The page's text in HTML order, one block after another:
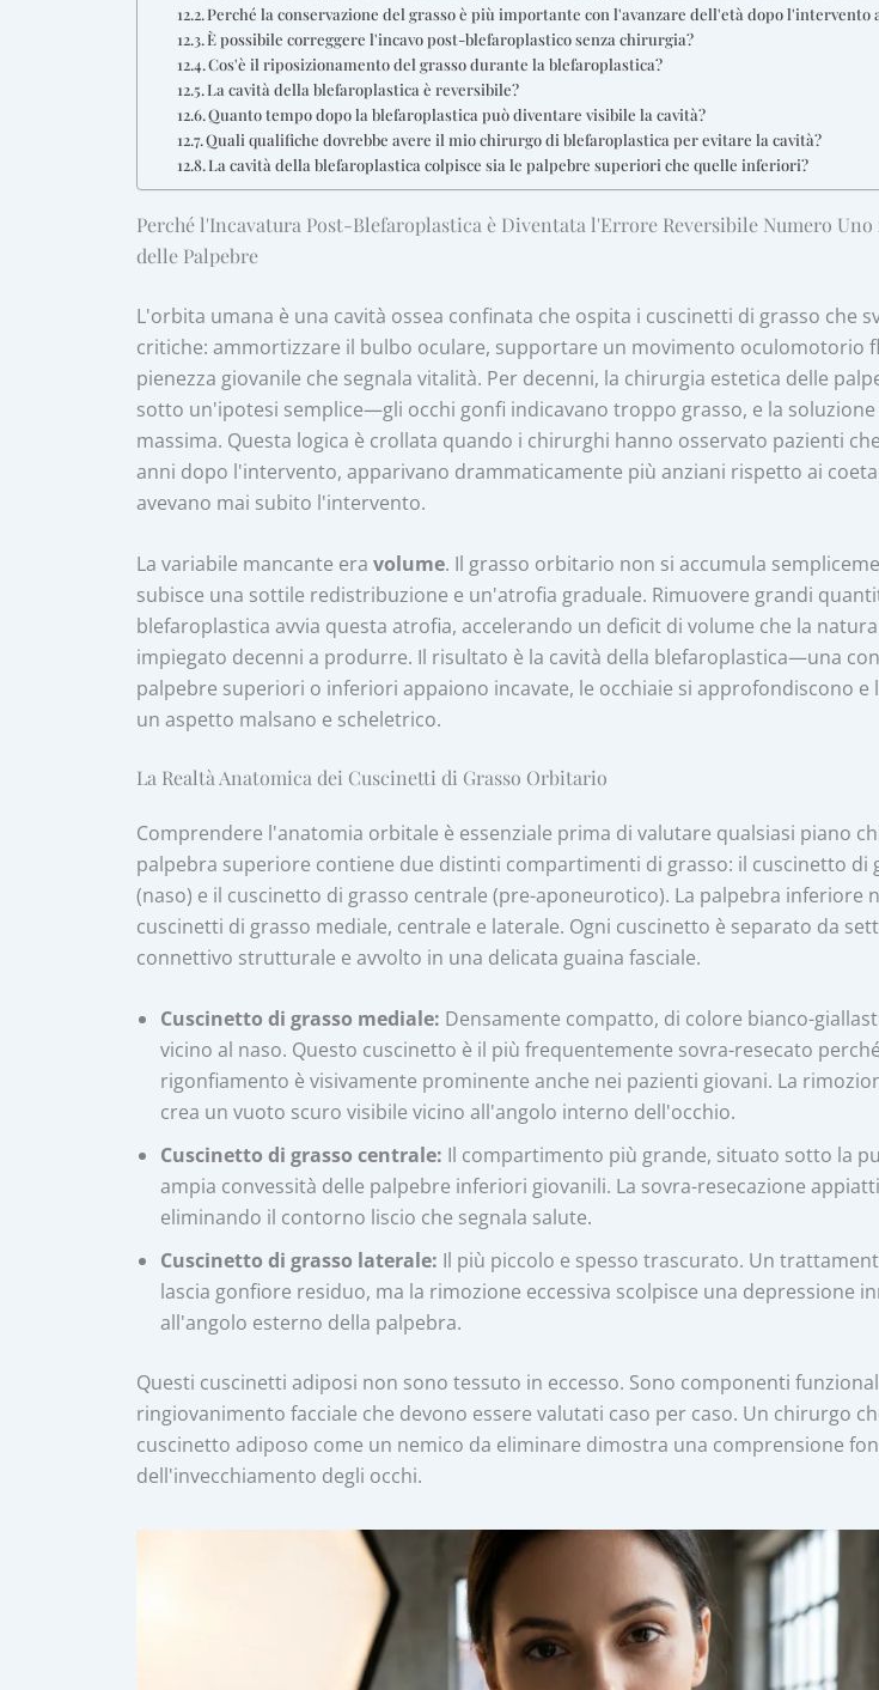
Perché la conservazione del grasso è più importante con l'avanzare dell'età dopo l'intervento
È possibile correggere l'incavo post-blefaroplastico senza chirurgia?
Cos'è il riposizionamento del grasso durante la blefaroplastica?
La cavità della blefaroplastica è reversibile?
Quanto tempo dopo la blefaroplastica può diventare visibile la cavità?
Quali qualifiche dovrebbe avere il mio chirurgo di blefaroplastica per evitare la cavità?
La cavità della blefaroplastica colpisce sia le palpebre superiori che quelle inferiori?
Perché l'Incavatura Post-Blefaroplastica è Diventata l'Errore Reversibile Numero
delle Palpebre
L'orbita umana è una cavità ossea confinata che ospita i cuscinetti di grasso che
critiche: ammortizzare il bulbo oculare, supportare un movimento oculomotorio
pienezza giovanile che segnala vitalità. Per decenni, la chirurgia estetica delle
sotto un'ipotesi semplice—gli occhi gonfi indicavano troppo grasso, e la soluzione
massima. Questa logica è crollata quando i chirurghi hanno osservato pazienti
anni dopo l'intervento, apparivano drammaticamente più anziani rispetto ai
avevano mai subito l'intervento.
La variabile mancante era volume. Il grasso orbitario non si accumula
subisce una sottile redistribuzione e un'atrofia graduale. Rimuovere grandi
blefaroplastica avvia questa atrofia, accelerando un deficit di volume che la
impiegato decenni a produrre. Il risultato è la cavità della blefaroplastica—una
palpebre superiori o inferiori appaiono incavate, le occhiaie si approfondiscono e
un aspetto malsano e scheletrico.
La Realtà Anatomica dei Cuscinetti di Grasso Orbitario
Comprendere l'anatomia orbitale è essenziale prima di valutare qualsiasi piano
palpebra superiore contiene due distinti compartimenti di grasso: il cuscinetto di
(naso) e il cuscinetto di grasso centrale (pre-aponeurotico). La palpebra inferiore
cuscinetti di grasso mediale, centrale e laterale. Ogni cuscinetto è separato da
connettivo strutturale e avvolto in una delicata guaina fasciale.
Cuscinetto di grasso mediale: Densamente compatto, di colore bianco-
vicino al naso. Questo cuscinetto è il più frequentemente sovra-resecato
rigonfiamento è visivamente prominente anche nei pazienti giovani. La
crea un vuoto scuro visibile vicino all'angolo interno dell'occhio.
Cuscinetto di grasso centrale: Il compartimento più grande, situato sotto la
ampia convessità delle palpebre inferiori giovanili. La sovra-resecazione
eliminando il contorno liscio che segnala salute.
Cuscinetto di grasso laterale: Il più piccolo e spesso trascurato. Un
lascia gonfiore residuo, ma la rimozione eccessiva scolpisce una depressione
all'angolo esterno della palpebra.
Questi cuscinetti adiposi non sono tessuto in eccesso. Sono componenti
ringiovanimento facciale che devono essere valutati caso per caso. Un chirurgo
cuscinetto adiposo come un nemico da eliminare dimostra una comprensione
dell'invecchiamento degli occhi.